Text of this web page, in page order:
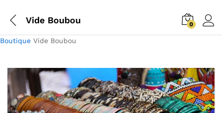
Vide Boubou 0
Boutique Vide Boubou